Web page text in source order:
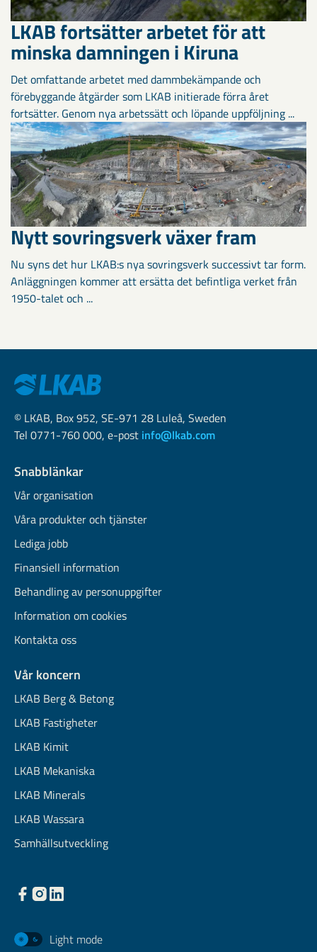
LKAB fortsätter arbetet för att
minska damningen i Kiruna
Det omfattande arbetet med dammbekämpande och
förebyggande åtgärder som LKAB initierade förra året
fortsätter. Genom nya arbetssätt och löpande uppföljning ...
Nytt sovringsverk växer fram
Nu syns det hur LKAB:s nya sovringsverk successivt tar form.
Anläggningen kommer att ersätta det befintliga verket från
1950-talet och ...
© LKAB, Box 952, SE-971 28 Luleå, Sweden
Tel 0771-760 000, e-post info@lkab.com
Snabblänkar
Vår organisation
Våra produkter och tjänster
Lediga jobb
Finansiell information
Behandling av personuppgifter
Information om cookies
Kontakta oss
Vår koncern
LKAB Berg & Betong
LKAB Fastigheter
LKAB Kimit
LKAB Mekaniska
LKAB Minerals
LKAB Wassara
Samhällsutveckling
Light mode